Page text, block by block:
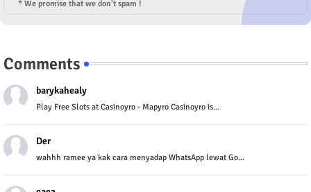
* We promise that we don't spam !
Comments
barykahealy
Play Free Slots at Casinoyro - Mapyro Casinoyro is...
Der
wahhh ramee ya kak cara menyadap WhatsApp lewat Go...